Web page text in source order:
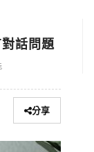
話問題
分享